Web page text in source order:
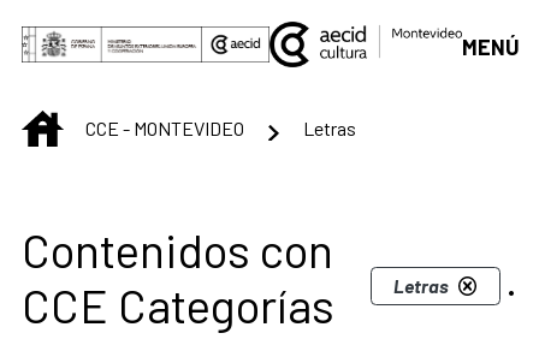
Saltar al contenido principal
MENÚ
INICIOCCE - MONTEVIDEO Letras
Centro Cultural de
Contenidos con
CCE Categorías
Letras .